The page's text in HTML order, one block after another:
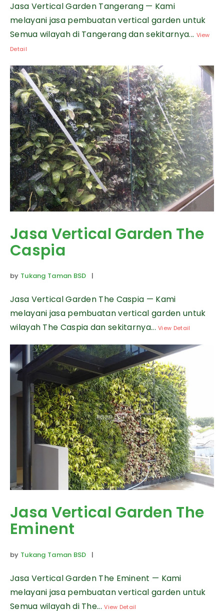
Jasa Vertical Garden Tangerang — Kami
melayani jasa pembuatan vertical garden untuk
Semua wilayah di Tangerang dan sekitarnya... View
Detail
Jasa Vertical Garden The
Caspia
by Tukang Taman BSD |
Jasa Vertical Garden The Caspia — Kami
melayani jasa pembuatan vertical garden untuk
wilayah The Caspia dan sekitarnya...View Detail
Jasa Vertical Garden The
Eminent
by Tukang Taman BSD |
Jasa Vertical Garden The Eminent — Kami
melayani jasa pembuatan vertical garden untuk
Semua wilayah di The...View Detail